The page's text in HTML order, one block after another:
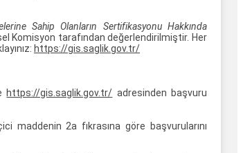
Sahip Olanların Sertifikasyonu Hakkında
Komisyon tarafından değerlendirilmiştir. Her
https://gis.saglik.gov.tr/
https://gis.saglik.gov.tr/ adresinden başvuru
2a fıkrasına göre başvurularını